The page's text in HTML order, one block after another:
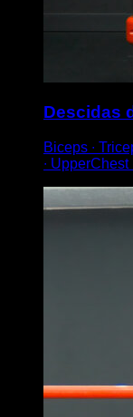
Descidas
Biceps ∙
∙